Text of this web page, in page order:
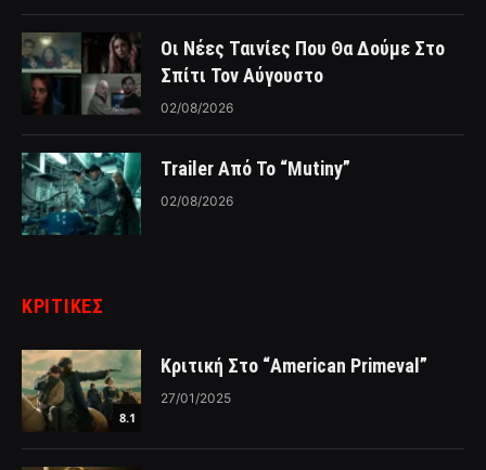
Οι Νέες Ταινίες Που Θα Δούμε Στο
Σπίτι Τον Αύγουστο
02/08/2026
Trailer Από Το “Mutiny”
02/08/2026
ΚΡΙΤΙΚΈΣ
8.1
Κριτική Στο “American Primeval”
27/01/2025